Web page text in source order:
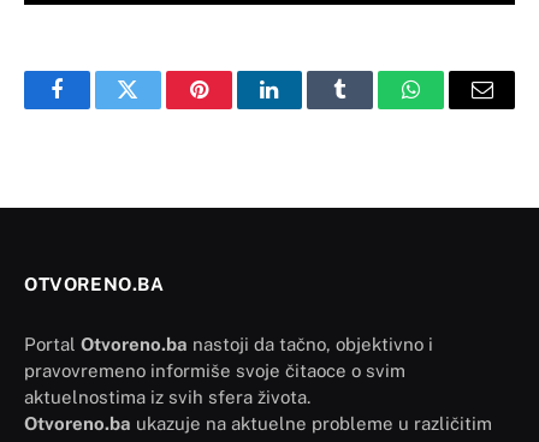
FacebookTwitter PinterestLinkedInTumblr WhatsAppEmail
OTVORENO.BA
Portal Otvoreno.ba nastoji da tačno, objektivno i
pravovremeno informiše svoje čitaoce o svim
aktuelnostima iz svih sfera života.
Otvoreno.ba ukazuje na aktuelne probleme u različitim